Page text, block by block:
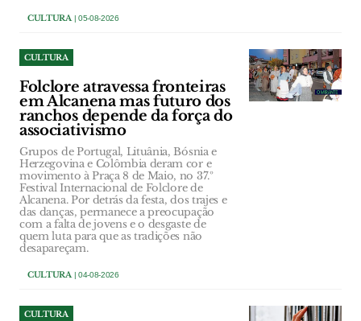
CULTURA| 05-08-2026
CULTURA
Folclore atravessa fronteiras
em Alcanena mas futuro dos
ranchos depende da força do
associativismo
Grupos de Portugal, Lituânia, Bósnia e
Herzegovina e Colômbia deram cor e
movimento à Praça 8 de Maio, no 37.º
Festival Internacional de Folclore de
Alcanena. Por detrás da festa, dos trajes e
das danças, permanece a preocupação
com a falta de jovens e o desgaste de
quem luta para que as tradições não
desapareçam.
CULTURA| 04-08-2026
CULTURA